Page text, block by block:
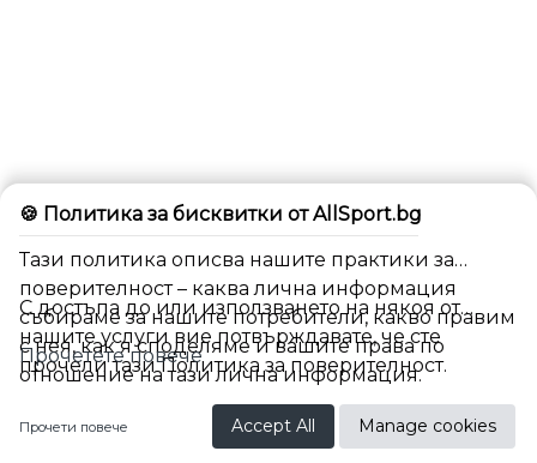
BG
🍪 Политика за бисквитки от AllSport.bg
Тази политика описва нашите практики за
поверителност – каква лична информация
събираме за нашите потребители, какво правим
с нея, как я споделяме и вашите права по
отношение на тази лична информация.
С достъпа до или използването на някоя от
нашите услуги вие потвърждавате, че сте
прочели тази Политика за поверителност.
Прочетете повече
Прочети повече Accept All Manage cookies